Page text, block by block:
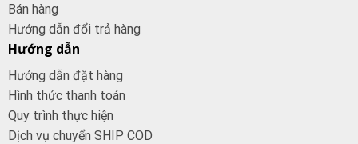
Bán hàng
Hướng dẫn đổi trả hàng
Hướng dẫn
Hướng dẫn đặt hàng
Hình thức thanh toán
Quy trình thực hiện
Dịch vụ chuyển SHIP COD